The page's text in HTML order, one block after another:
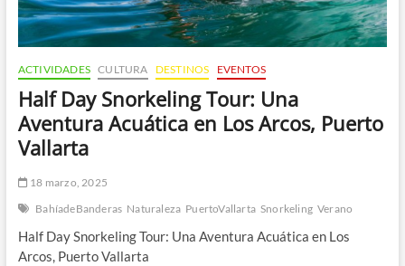
ACTIVIDADES CULTURA DESTINOS EVENTOS
Half Day Snorkeling Tour: Una
Aventura Acuática en Los Arcos, Puerto
Vallarta
18 marzo, 2025
BahíadeBanderas Naturaleza PuertoVallarta Snorkeling Verano
Half Day Snorkeling Tour: Una Aventura Acuática en Los
Arcos, Puerto Vallarta